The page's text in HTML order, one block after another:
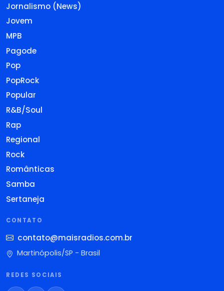
Jornalismo (News)
Jovem
MPB
Pagode
Pop
PopRock
Popular
R&B/Soul
Rap
Regional
Rock
Românticas
Samba
Sertaneja
CONTATO
contato@maisradios.com.br
Martinópolis/SP - Brasil
REDES SOCIAIS